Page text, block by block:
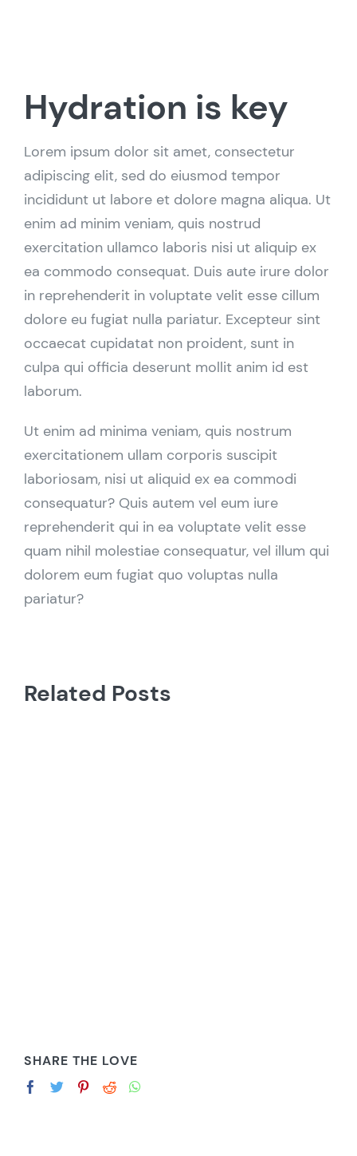
Hydration is key
Lorem ipsum dolor sit amet, consectetur
adipiscing elit, sed do eiusmod tempor
incididunt ut labore et dolore magna aliqua. Ut
enim ad minim veniam, quis nostrud
exercitation ullamco laboris nisi ut aliquip ex
ea commodo consequat. Duis aute irure dolor
in reprehenderit in voluptate velit esse cillum
dolore eu fugiat nulla pariatur. Excepteur sint
occaecat cupidatat non proident, sunt in
culpa qui officia deserunt mollit anim id est
laborum.
Ut enim ad minima veniam, quis nostrum
exercitationem ullam corporis suscipit
laboriosam, nisi ut aliquid ex ea commodi
consequatur? Quis autem vel eum iure
reprehenderit qui in ea voluptate velit esse
quam nihil molestiae consequatur, vel illum qui
dolorem eum fugiat quo voluptas nulla
pariatur?
Related Posts
SHARE THE LOVE